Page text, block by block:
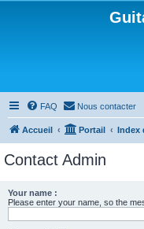
FAQ Nous contacter
Accueil Portail Index
Contact Admin
Your name :
Please enter your name, so the